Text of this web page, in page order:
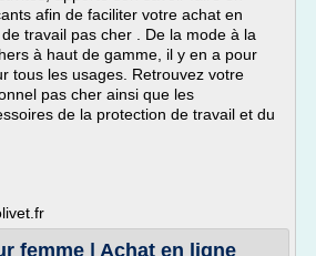
afin de faciliter votre achat en
travail pas cher . De la mode à la
à haut de gamme, il y en a pour
tous les usages. Retrouvez votre
pas cher ainsi que les
de la protection de travail et du
femme | Achat en ligne